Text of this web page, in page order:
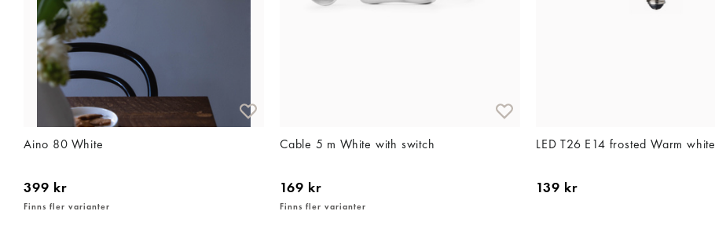
Aino 80 White
399 kr
Finns fler varianter
Cable 5 m White with switch
169 kr
Finns fler varianter
LED T26 E14 frosted Warm white
139 kr